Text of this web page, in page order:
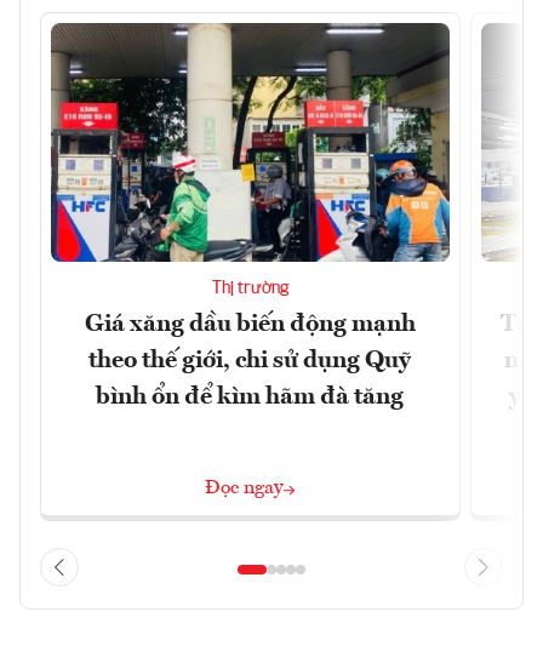
Thị trường
Giá xăng dầu biến động mạnh
theo thế giới, chi sử dụng Quỹ
bình ổn để kìm hãm đà tăng
Đọc ngay